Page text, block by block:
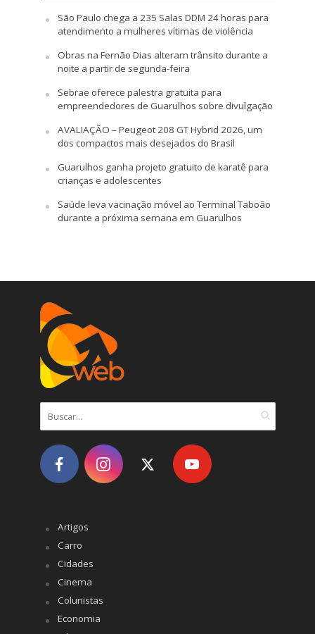
São Paulo chega a 235 Salas DDM 24 horas para
atendimento a mulheres vítimas de violência
Obras na Fernão Dias alteram trânsito durante a
noite a partir de segunda-feira
Sebrae oferece palestra gratuita para
empreendedores de Guarulhos sobre divulgação
AVALIAÇÃO – Peugeot 208 GT Hybrid 2026, um
dos compactos mais desejados do Brasil
Guarulhos ganha projeto gratuito de karatê para
crianças e adolescentes
Saúde leva vacinação móvel ao Terminal Taboão
durante a próxima semana em Guarulhos
Artigos
Carro
Cidades
Cinema
Colunistas
Economia